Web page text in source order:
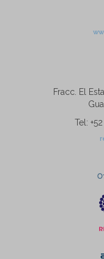
Fracc. El
Tel: